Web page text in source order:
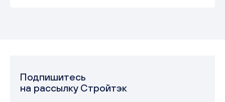
Подпишитесь
на рассылку Стройтэк